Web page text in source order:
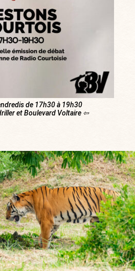
de 17h30 à 19h30
et Boulevard Voltaire ⇦